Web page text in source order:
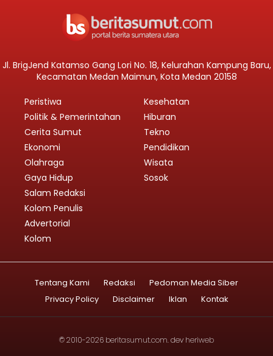
Jl. BrigJend Katamso Gang Lori No. 18, Kelurahan Kampung Baru,
Kecamatan Medan Maimun, Kota Medan 20158
Peristiwa
Politik & Pemerintahan
Cerita Sumut
Ekonomi
Olahraga
Gaya Hidup
Kesehatan
Hiburan
Tekno
Pendidikan
Wisata
Sosok
Salam Redaksi
Kolom Penulis
Advertorial
Kolom
Tentang Kami Redaksi
Pedoman Media Siber
Privacy Policy
Disclaimer Iklan Kontak
© 2010-2026 beritasumut.com. dev heriweb